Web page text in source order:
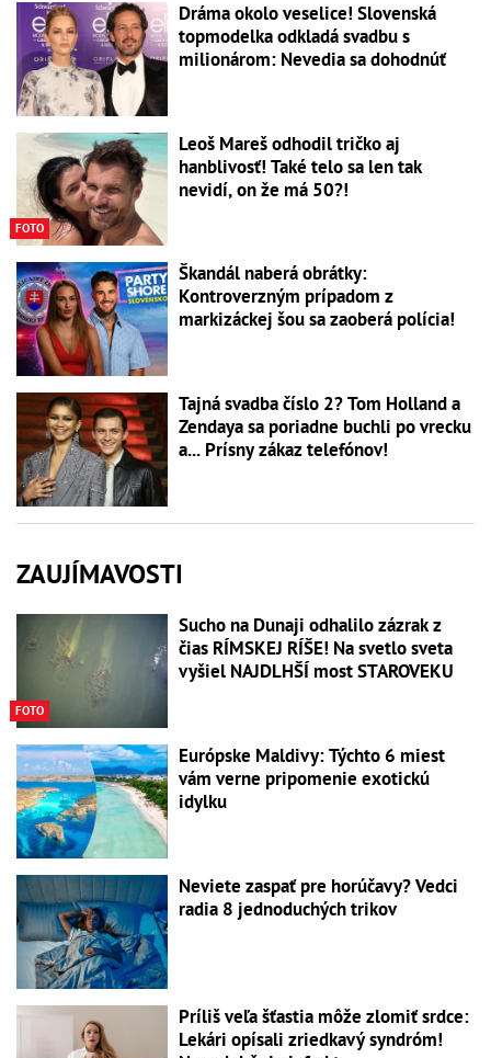
Dráma okolo veselice! Slovenská
topmodelka odkladá svadbu s
milionárom: Nevedia sa dohodnúť
FOTO
Leoš Mareš odhodil tričko aj
hanblivosť! Také telo sa len tak
nevidí, on že má 50?!
Škandál naberá obrátky:
Kontroverzným prípadom z
markizáckej šou sa zaoberá polícia!
Tajná svadba číslo 2? Tom Holland a
Zendaya sa poriadne buchli po vrecku
a... Prísny zákaz telefónov!
ZAUJÍMAVOSTI
FOTO
Sucho na Dunaji odhalilo zázrak z
čias RÍMSKEJ RÍŠE! Na svetlo sveta
vyšiel NAJDLHŠÍ most STAROVEKU
Európske Maldivy: Týchto 6 miest
vám verne pripomenie exotickú
idylku
Neviete zaspať pre horúčavy? Vedci
radia 8 jednoduchých trikov
Príliš veľa šťastia môže zlomiť srdce:
Lekári opísali zriedkavý syndróm!